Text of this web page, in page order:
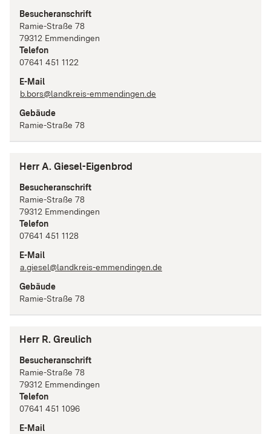
Besucheranschrift
Ramie-Straße 78
79312 Emmendingen
Telefon
07641 451 1122
E-Mail
b.bors@landkreis-emmendingen.de
Gebäude
Ramie-Straße 78
Herr A. Giesel-Eigenbrod
Besucheranschrift
Ramie-Straße 78
79312 Emmendingen
Telefon
07641 451 1128
E-Mail
a.giesel@landkreis-emmendingen.de
Gebäude
Ramie-Straße 78
Herr R. Greulich
Besucheranschrift
Ramie-Straße 78
79312 Emmendingen
Telefon
07641 451 1096
E-Mail